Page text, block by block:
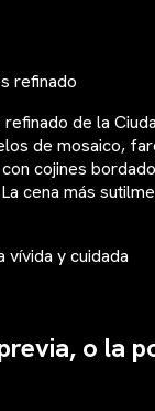
refinado
de la
de mosaico,
cojines
cena más
vívida y cuidada
o la